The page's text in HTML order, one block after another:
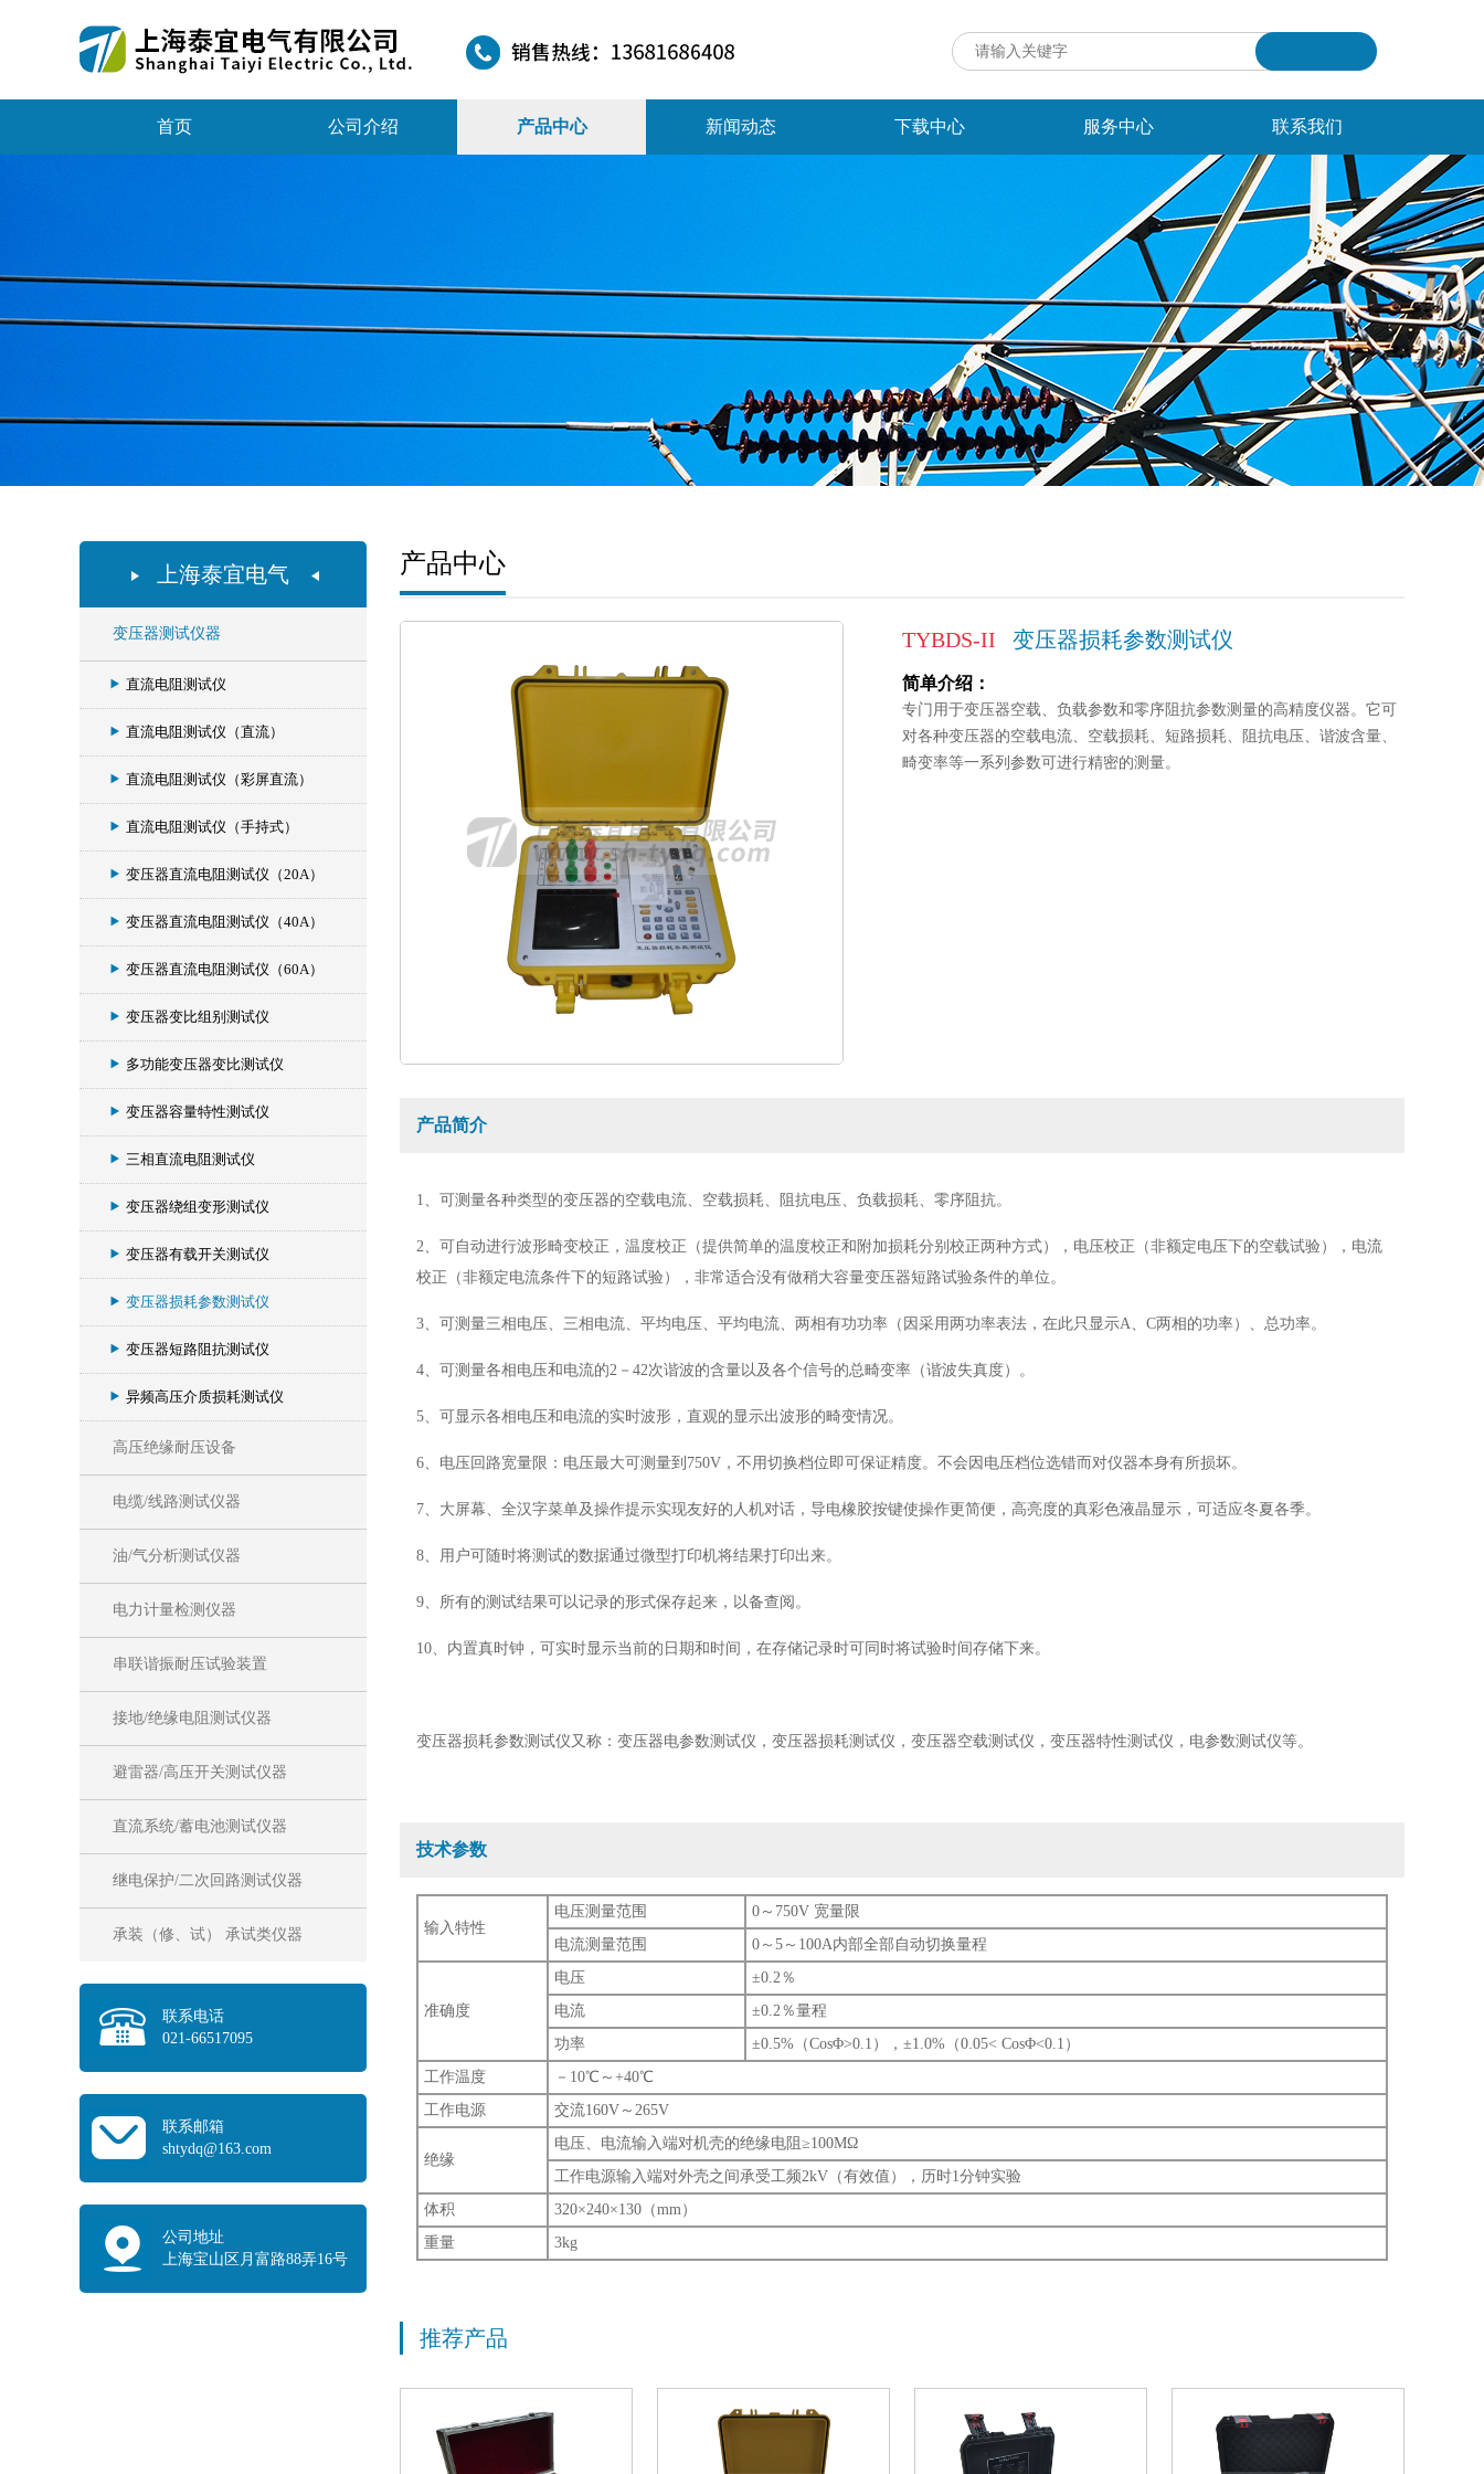
首页 公司介绍 产品中心 新闻动态 下载中心 服务中心 联系我们
上海泰宜电气
变压器测试仪器
直流电阻测试仪
直流电阻测试仪（直流）
直流电阻测试仪（彩屏直流）
直流电阻测试仪（手持式）
变压器直流电阻测试仪（20A）
变压器直流电阻测试仪（40A）
变压器直流电阻测试仪（60A）
变压器变比组别测试仪
多功能变压器变比测试仪
变压器容量特性测试仪
三相直流电阻测试仪
变压器绕组变形测试仪
变压器有载开关测试仪
变压器损耗参数测试仪
变压器短路阻抗测试仪
异频高压介质损耗测试仪
高压绝缘耐压设备
电缆/线路测试仪器
油/气分析测试仪器
电力计量检测仪器
串联谐振耐压试验装置
接地/绝缘电阻测试仪器
避雷器/高压开关测试仪器
直流系统/蓄电池测试仪器
继电保护/二次回路测试仪器
承装（修、试） 承试类仪器
联系电话
021-66517095
联系邮箱
shtydq@163.com
公司地址
上海宝山区月富路88弄16号
产品中心
TYBDS-II 变压器损耗参数测试仪
简单介绍：
专门用于变压器空载、负载参数和零序阻抗参数测量的高精度仪器。它可
对各种变压器的空载电流、空载损耗、短路损耗、阻抗电压、谐波含量、
畸变率等一系列参数可进行精密的测量。
产品简介
1、可测量各种类型的变压器的空载电流、空载损耗、阻抗电压、负载损耗、零序阻抗。
2、可自动进行波形畸变校正，温度校正（提供简单的温度校正和附加损耗分别校正两种方式），电压校正（非额定电压下的空载试验），电流
校正（非额定电流条件下的短路试验），非常适合没有做稍大容量变压器短路试验条件的单位。
3、可测量三相电压、三相电流、平均电压、平均电流、两相有功功率（因采用两功率表法，在此只显示A、C两相的功率）、总功率。
4、可测量各相电压和电流的2－42次谐波的含量以及各个信号的总畸变率（谐波失真度）。
5、可显示各相电压和电流的实时波形，直观的显示出波形的畸变情况。
6、电压回路宽量限：电压最大可测量到750V，不用切换档位即可保证精度。不会因电压档位选错而对仪器本身有所损坏。
7、大屏幕、全汉字菜单及操作提示实现友好的人机对话，导电橡胶按键使操作更简便，高亮度的真彩色液晶显示，可适应冬夏各季。
8、用户可随时将测试的数据通过微型打印机将结果打印出来。
9、所有的测试结果可以记录的形式保存起来，以备查阅。
10、内置真时钟，可实时显示当前的日期和时间，在存储记录时可同时将试验时间存储下来。
变压器损耗参数测试仪又称：变压器电参数测试仪，变压器损耗测试仪，变压器空载测试仪，变压器特性测试仪，电参数测试仪等。
技术参数
输入特性
电压测量范围
0～750V 宽量限
电流测量范围
0～5～100A内部全部自动切换量程
准确度
电压
±0.2％
电流
±0.2％量程
功率
±0.5%（CosΦ>0.1），±1.0%（0.05< CosΦ<0.1）
工作温度
－10℃～+40℃
工作电源
交流160V～265V
绝缘
电压、电流输入端对机壳的绝缘电阻≥100MΩ
工作电源输入端对外壳之间承受工频2kV（有效值），历时1分钟实验
体积
320×240×130（mm）
重量
3kg
推荐产品